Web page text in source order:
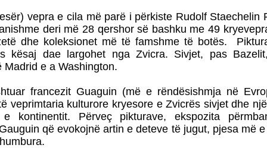
vepra e cila më parë i përkiste Rudolf Staechelin
deri më 28 qershor së bashku me 49
dhe koleksionet më të famshme të botës.
kësaj dae largohet nga Zvicra. Sivjet, pas
Madrid e a Washington.
francezit Guaguin (më e rëndësishmja në
veprimtaria kulturore kryesore e Zvicrës sivjet dhe
e kontinentit. Përveç pikturave, ekspozita
që evokojnë artin e deteve të jugut, pjesa më